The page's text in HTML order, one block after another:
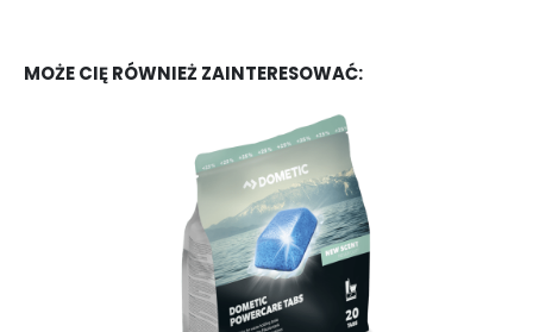
MOŻE CIĘ RÓWNIEŻ ZAINTERESOWAĆ: